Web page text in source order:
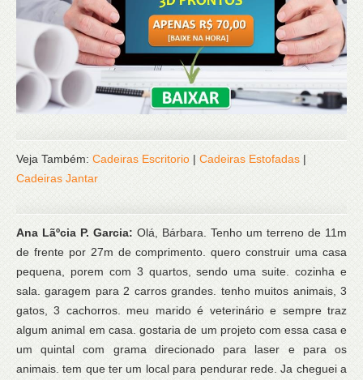
Veja Também: Cadeiras Escritorio | Cadeiras Estofadas |
Cadeiras Jantar
Ana Lãºcia P. Garcia: Olá, Bárbara. Tenho um terreno de 11m
de frente por 27m de comprimento. quero construir uma casa
pequena, porem com 3 quartos, sendo uma suite. cozinha e
sala. garagem para 2 carros grandes. tenho muitos animais, 3
gatos, 3 cachorros. meu marido é veterinário e sempre traz
algum animal em casa. gostaria de um projeto com essa casa e
um quintal com grama direcionado para laser e para os
animais. tem que ter um local para pendurar rede. Ja cheguei a